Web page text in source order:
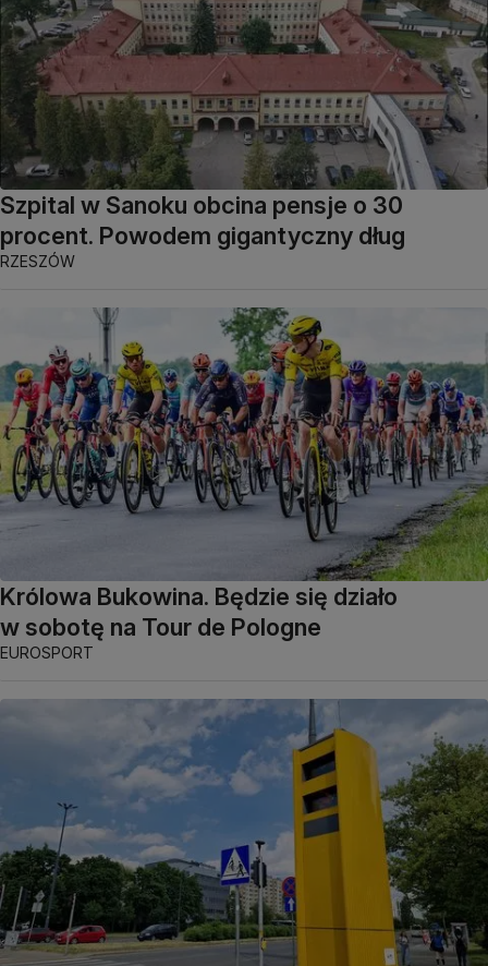
Szpital w Sanoku obcina pensje o 30
procent. Powodem gigantyczny dług
RZESZÓW
Królowa Bukowina. Będzie się działo
w sobotę na Tour de Pologne
EUROSPORT